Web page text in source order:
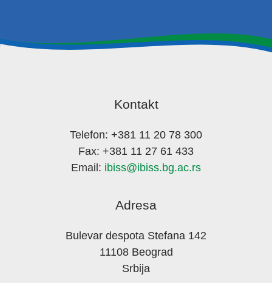
Kontakt
Telefon: +381 11 20 78 300
Fax: +381 11 27 61 433
Email: ibiss@ibiss.bg.ac.rs
Adresa
Bulevar despota Stefana 142
11108 Beograd
Srbija